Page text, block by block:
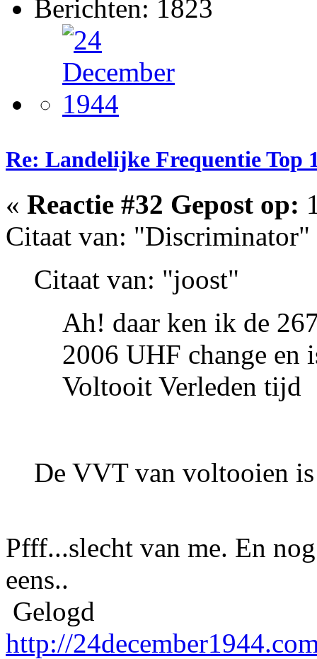
Berichten: 1823
Re: Landelijke Frequentie Top
« Reactie #32 Gepost op:
Citaat van: "Discriminator"
Citaat van: "joost"
Ah! daar ken ik de
2006 UHF change en
Voltooit Verleden tijd
De VVT van voltooien
Pfff...slecht van me. En
eens..
Gelogd
http://